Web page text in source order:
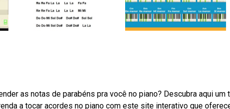
as notas de parabéns pra você no piano? Descubra aqui um
a tocar acordes no piano com este site interativo que